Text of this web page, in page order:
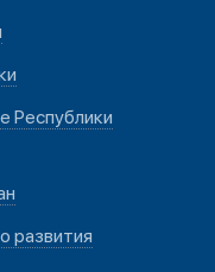
Республики
развития